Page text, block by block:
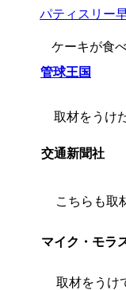
ケーキが食
管球王国
取材をうけ
交通新聞社
こちらも取
マイク・モラ
取材をうけ
パティスリー